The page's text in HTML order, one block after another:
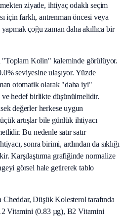
ziyade, ihtiyaç odaklı seçim
için farklı, antrenman öncesi veya
çoğu zaman daha akıllıca bir
Kolin" kaleminde görülüyor.
seviyesine ulaşıyor. Yüzde
otomatik olarak "daha iyi"
ve hedef birlikte düşünülmelidir.
değerler herkese uygun
artışlar bile günlük ihtiyacı
Bu nedenle satır satır
sonra birimi, ardından da sıklığı
Karşılaştırma grafiğinde normalize
görsel hale getirerek tablo
Düşük Kolesterol tarafında
Vitamini (0.83 µg), B2 Vitamini